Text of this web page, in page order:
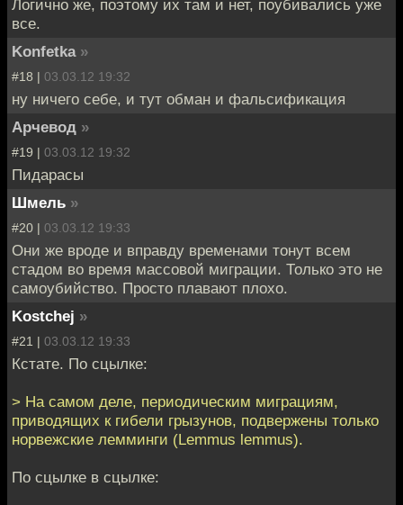
Логично же, поэтому их там и нет, поубивались уже
все.
Konfetka »
#18 | 03.03.12 19:32
ну ничего себе, и тут обман и фальсификация
Арчевод »
#19 | 03.03.12 19:32
Пидарасы
Шмель »
#20 | 03.03.12 19:33
Они же вроде и вправду временами тонут всем
стадом во время массовой миграции. Только это не
самоубийство. Просто плавают плохо.
Kostchej »
#21 | 03.03.12 19:33
Кстате. По сцылке:
> На самом деле, периодическим миграциям,
приводящих к гибели грызунов, подвержены только
норвежские лемминги (Lemmus lemmus).
По сцылке в сцылке: